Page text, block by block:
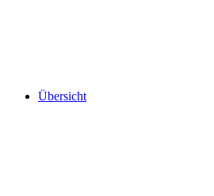
Übersicht